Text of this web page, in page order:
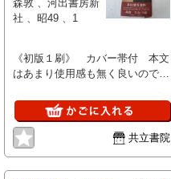
森敦 、河出書房新
社 、昭49 、1
《初版１刷》 カバー帯付 本文
はあまり使用感も無く良いのです
帯も良いです。
共立書院